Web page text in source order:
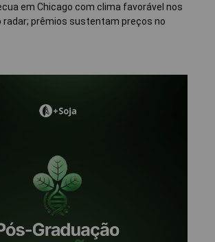
em Chicago com clima favorável nos
radar; prêmios sustentam preços no